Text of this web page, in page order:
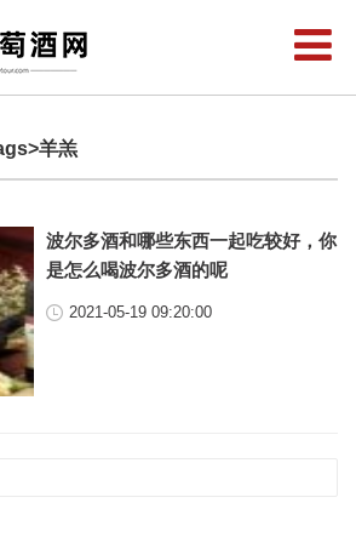
羊羔
波尔多酒和哪些东西一起吃较好，你
是怎么喝波尔多酒的呢
2021-05-19 09:20:00